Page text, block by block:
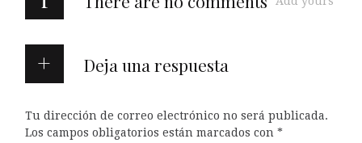
Deja una respuesta
Tu dirección de correo electrónico no será publicada.
Los campos obligatorios están marcados con *